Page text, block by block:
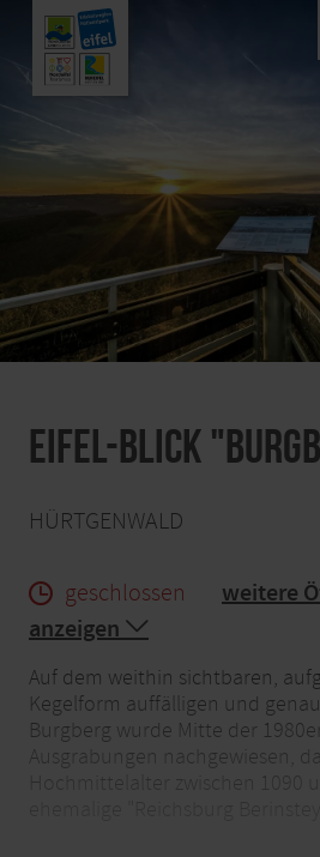
Eifel-Blick
HÜRTGENWALD
geschlossen
weitere
anzeigen
Auf dem weithin sichtbaren,
Kegelform auffälligen und
Burgberg wurde Mitte der
Ausgrabungen nachgewiesen,